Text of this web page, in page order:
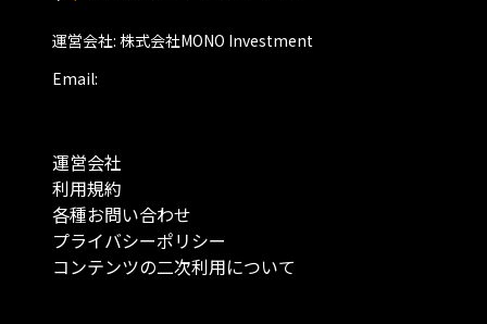
運営会社: 株式会社MONO Investment
Email:
運営会社
利用規約
各種お問い合わせ
プライバシーポリシー
コンテンツの二次利用について